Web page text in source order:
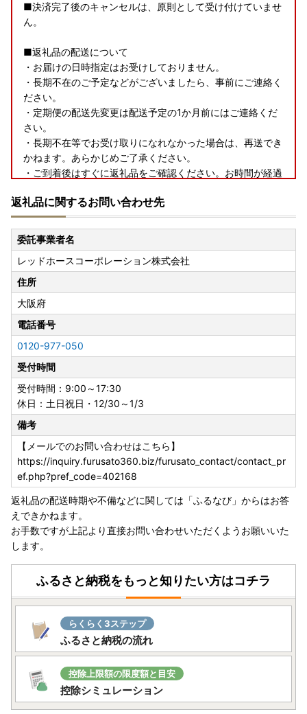
■決済完了後のキャンセルは、原則として受け付けていませ
ん。
■返礼品の配送について
・お届けの日時指定はお受けしておりません。
・長期不在のご予定などがございましたら、事前にご連絡く
ださい。
・定期便の配送先変更は配送予定の1か月前にはご連絡くだ
さい。
・長期不在等でお受け取りになれなかった場合は、再送でき
かねます。あらかじめご了承ください。
・ご到着後はすぐに返礼品をご確認ください。お時間が経過
■ワンストップ特例申請書の受付について
ワンストップ特例申請書を受理通知は、「受付完了メール」
の送信をもって代えさせていただきます。
＠furusato-lg.jpからのメールが届くように、ドメイン設定
を行ってください。
万一申請後10日以上経過してもメールが無い場合は、下記連
絡先までお問合せください。
【ふるさと納税の年末・年始の取り扱いについて】
■お申し込みとご入金について
年末年始も通常通り、お申し込みを受け付けております。
ただし、令和7年12月31日までに当庁にて入金が確認できた
お申し込みのみ、令和7年分の寄附として取り扱いますの
で、ご注意ください。
「クレジット決済」の場合
令和7年12月31日までに決済処理が完了しているもの
「クレジット決済以外」の場合
お申し込みが令和7年12月14日までで、令和7年12月31日ま
でに当庁にて入金確認できたもの
■ 寄附金受領証明書発行について
上記期日までにご入金確認ができたものを令和7年分として
なお、12月26日以降にご入金の確認がとれたものにつきま
しては、年明けより順次発行し1月中旬までに郵送いたしま
す。
1月末日までに寄附金受領証明書が届かない場合にはご連絡
ください。
返礼品に関するお問い合わせ先
委託事業者名
レッドホースコーポレーション株式会社
住所
大阪府
電話番号
0120-977-050
受付時間
受付時間：9:00～17:30
休日：土日祝日・12/30～1/3
備考
【メールでのお問い合わせはこちら】
https://inquiry.furusato360.biz/furusato_contact/contact_pr
ef.php?pref_code=402168
返礼品の配送時期や不備などに関しては「ふるなび」からはお答
えできかねます。
お手数ですが上記より直接お問い合わせいただくようお願いいた
します。
ふるさと納税をもっと知りたい方はコチラ
らくらく3ステップ
ふるさと納税の流れ
控除上限額の限度額と目安
控除シミュレーション